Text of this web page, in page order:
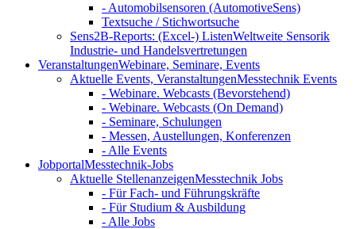
- Automobilsensoren (AutomotiveSens)
Textsuche / Stichwortsuche
Sens2B-Reports: (Excel-) ListenWeltweite Sensorik
Industrie- und Handelsvertretungen
VeranstaltungenWebinare, Seminare, Events
Aktuelle Events, VeranstaltungenMesstechnik Events
- Webinare. Webcasts (Bevorstehend)
- Webinare. Webcasts (On Demand)
- Seminare, Schulungen
- Messen, Austellungen, Konferenzen
- Alle Events
JobportalMesstechnik-Jobs
Aktuelle StellenanzeigenMesstechnik Jobs
- Für Fach- und Führungskräfte
- Für Studium & Ausbildung
- Alle Jobs